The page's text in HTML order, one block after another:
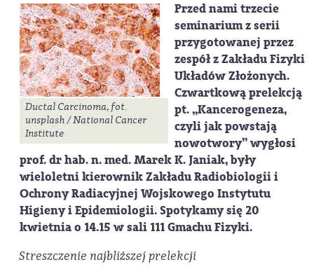
Ductal Carcinoma, fot.
unsplash / National Cancer
Institute
Przed nami trzecie
seminarium z serii
przygotowanej przez
zespół z Zakładu Fizyki
Układów Złożonych.
Czwartkową prelekcją
pt. „Kancerogeneza,
czyli jak powstają
nowotwory” wygłosi
prof. dr hab. n. med. Marek K. Janiak, były
wieloletni kierownik Zakładu Radiobiologii i
Ochrony Radiacyjnej Wojskowego Instytutu
Higieny i Epidemiologii. Spotykamy się 20
kwietnia o 14.15 w sali 111 Gmachu Fizyki.
Streszczenie najbliższej prelekcji